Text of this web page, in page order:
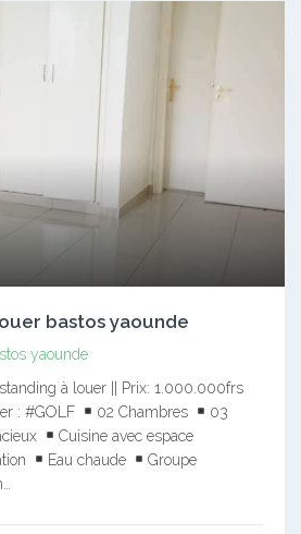
bastos yaounde
yaounde
à louer || Prix: 1.000.000frs
: #GOLF
02 Chambres
03
Cuisine avec espace
Eau chaude
Groupe